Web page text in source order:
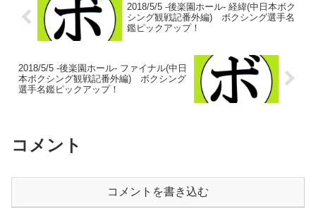
2018/5/5 -後楽園ホール- 経緯(中日本ボク
シング観戦記番外編) ボクシング選手名
鑑ピックアップ！
2018/5/5 -後楽園ホール- ファイナル(中日
本ボクシング観戦記番外編) ボクシング
選手名鑑ピックアップ！
コメント
コメントを書き込む